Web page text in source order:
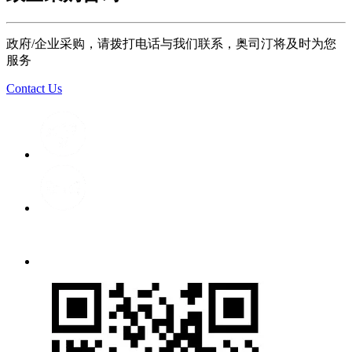
政府/企业采购，请拨打电话与我们联系，奥司汀将及时为您
服务
Contact Us